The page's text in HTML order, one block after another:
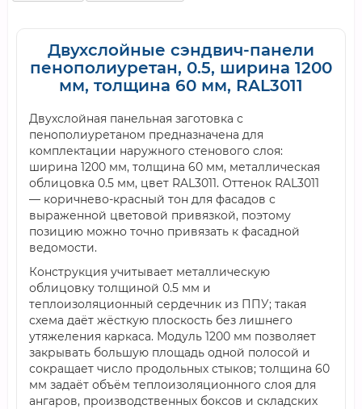
Двухслойные сэндвич-панели
пенополиуретан, 0.5, ширина 1200
мм, толщина 60 мм, RAL3011
Двухслойная панельная заготовка с
пенополиуретаном предназначена для
комплектации наружного стенового слоя:
ширина 1200 мм, толщина 60 мм, металлическая
облицовка 0.5 мм, цвет RAL3011. Оттенок RAL3011
— коричнево-красный тон для фасадов с
выраженной цветовой привязкой, поэтому
позицию можно точно привязать к фасадной
ведомости.
Конструкция учитывает металлическую
облицовку толщиной 0.5 мм и
теплоизоляционный сердечник из ППУ; такая
схема даёт жёсткую плоскость без лишнего
утяжеления каркаса. Модуль 1200 мм позволяет
закрывать большую площадь одной полосой и
сокращает число продольных стыков; толщина 60
мм задаёт объём теплоизоляционного слоя для
ангаров, производственных боксов и складских